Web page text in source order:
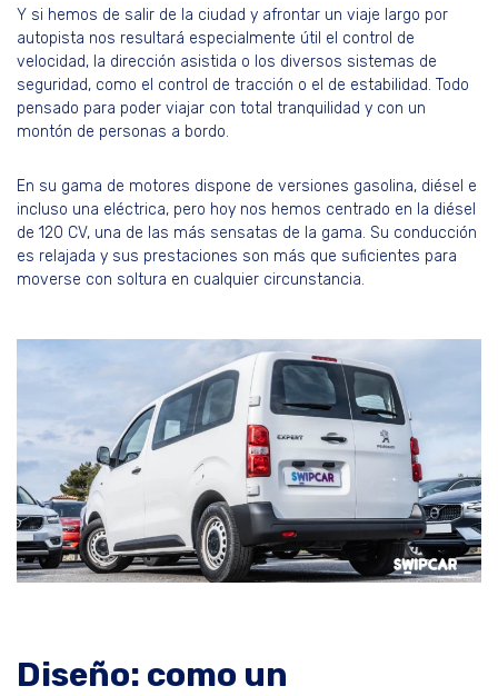
Y si hemos de salir de la ciudad y afrontar un viaje largo por
autopista nos resultará especialmente útil el control de
velocidad, la dirección asistida o los diversos sistemas de
seguridad, como el control de tracción o el de estabilidad. Todo
pensado para poder viajar con total tranquilidad y con un
montón de personas a bordo.
En su gama de motores dispone de versiones gasolina, diésel e
incluso una eléctrica, pero hoy nos hemos centrado en la diésel
de 120 CV, una de las más sensatas de la gama. Su conducción
es relajada y sus prestaciones son más que suficientes para
moverse con soltura en cualquier circunstancia.
Diseño: como un